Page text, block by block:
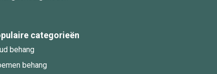
categorieën
behang
behang